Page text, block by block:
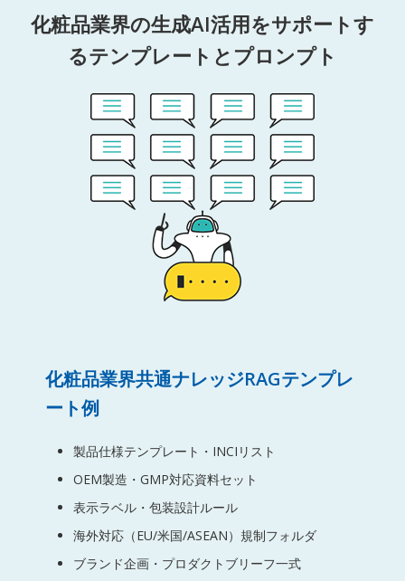
化粧品業界の生成AI活用をサポートす
るテンプレートとプロンプト
化粧品業界共通ナレッジRAGテンプレ
ート例
製品仕様テンプレート・INCIリスト
OEM製造・GMP対応資料セット
表示ラベル・包装設計ルール
海外対応（EU/米国/ASEAN）規制フォルダ
ブランド企画・プロダクトブリーフ一式